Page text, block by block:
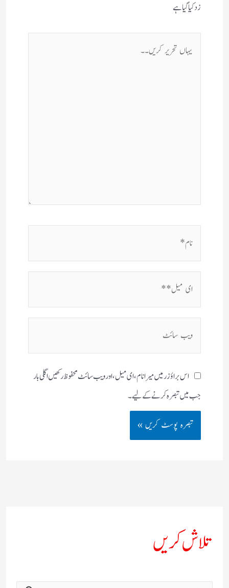
زد کیا گیا ہے
یہاں
تحریر
اس براؤزر میں میرا نام، ای میل، اور ویب سائٹ محفوظ رکھیں اگلی بار
جب میں تبصرہ کرنے کےلیے۔
تلاش کریں